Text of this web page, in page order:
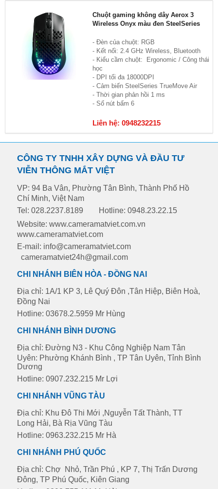
Chuột gaming không dây Aerox 3
Wireless Onyx màu đen SteelSeries
- Đèn của chuột: RGB
- Kết nối: 2.4 GHz Wireless, Bluetooth
- Kiểu cầm chuột: Ergonomic / Công thái
học
- DPI tối đa 18000DPI
- Cảm biến SteelSeries TrueMove Air
- Thời gian phản hồi 1 ms
- Số nút bấm 6
Liên hệ: 0948232215
CÔNG TY TNHH XÂY DỰNG VÀ ĐẦU TƯ
VIỄN THÔNG MẮT VIỆT
VP: 94 Ba Vân, Phường Tân Bình, Thành Phố Hồ
Chí Minh, Việt Nam
Tel: 028.2237.8189
Hotline: 0948.23.22.15
Website: www.cameramatviet.com.vn
www.cameramatviet.com
E-mail: info@cameramatviet.com
cameramatviet24h@gmail.com
CHI NHÁNH BIÊN HÒA - ĐỒNG NAI
Địa chỉ: 1A/1 KP 3, Lê Quý Đôn ,Tân Hiệp, Biên Hoà,
Đồng Nai
Hotline: 03678.2.5959 Mr Hùng
CHI NHÁNH BÌNH DƯƠNG
Địa chỉ: Đường N3 - Khu Công Nghiệp Nam Tân
Uyên: Phường Khánh Bình , TP Tân Uyên, Tỉnh Bình
Dương
Hotline: 0907.232.215 Mr Lợi
CHI NHÁNH VŨNG TÀU
Địa chỉ: Khu Đô Thi Mới ,Nguyễn Tất Thành, TT
Long Hải, Bà Rịa Vũng Tàu
Hotline: 0963.232.215 Mr Hà
CHI NHÁNH PHÚ QUỐC
Địa chỉ: Chợ Nhỏ, Trần Phú , KP 7, Thị Trấn Dương
Đông, TP Phú Quốc, Kiên Giang